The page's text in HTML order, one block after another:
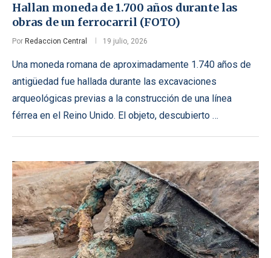
Hallan moneda de 1.700 años durante las
obras de un ferrocarril (FOTO)
Por Redaccion Central 19 julio, 2026
Una moneda romana de aproximadamente 1.740 años de
antigüedad fue hallada durante las excavaciones
arqueológicas previas a la construcción de una línea
férrea en el Reino Unido. El objeto, descubierto …